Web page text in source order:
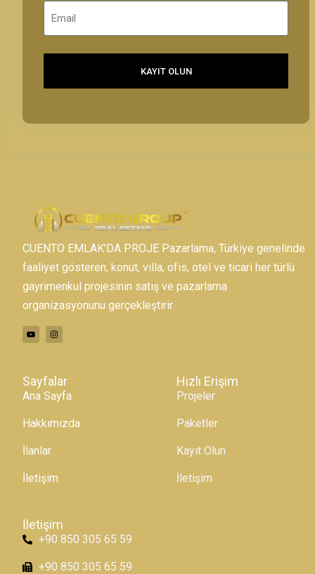
KAYIT OLUN
CUENTO EMLAK’DA PROJE Pazarlama, Türkiye genelinde
faaliyet gösteren, konut, villa, ofis, otel ve ticari her türlü
gayrimenkul projesinin satış ve pazarlama
organizasyonunu gerçekleştirir.
Sayfalar
Ana Sayfa
Hakkımızda
İlanlar
İletişim
Hızlı Erişim
Projeler
Paketler
Kayıt Olun
İletişim
İletişim
+90 850 305 65 59
+90 850 305 65 59